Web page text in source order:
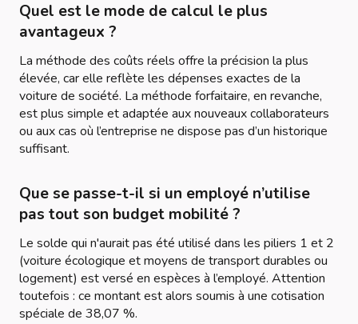
Quel est le mode de calcul le plus
avantageux ?
La méthode des coûts réels offre la précision la plus
élevée, car elle reflète les dépenses exactes de la
voiture de société. La méthode forfaitaire, en revanche,
est plus simple et adaptée aux nouveaux collaborateurs
ou aux cas où l’entreprise ne dispose pas d’un historique
suffisant.
Que se passe-t-il si un employé n’utilise
pas tout son budget mobilité ?
Le solde qui n'aurait pas été utilisé dans les piliers 1 et 2
(voiture écologique et moyens de transport durables ou
logement) est versé en espèces à l’employé. Attention
toutefois : ce montant est alors soumis à une cotisation
spéciale de 38,07 %.